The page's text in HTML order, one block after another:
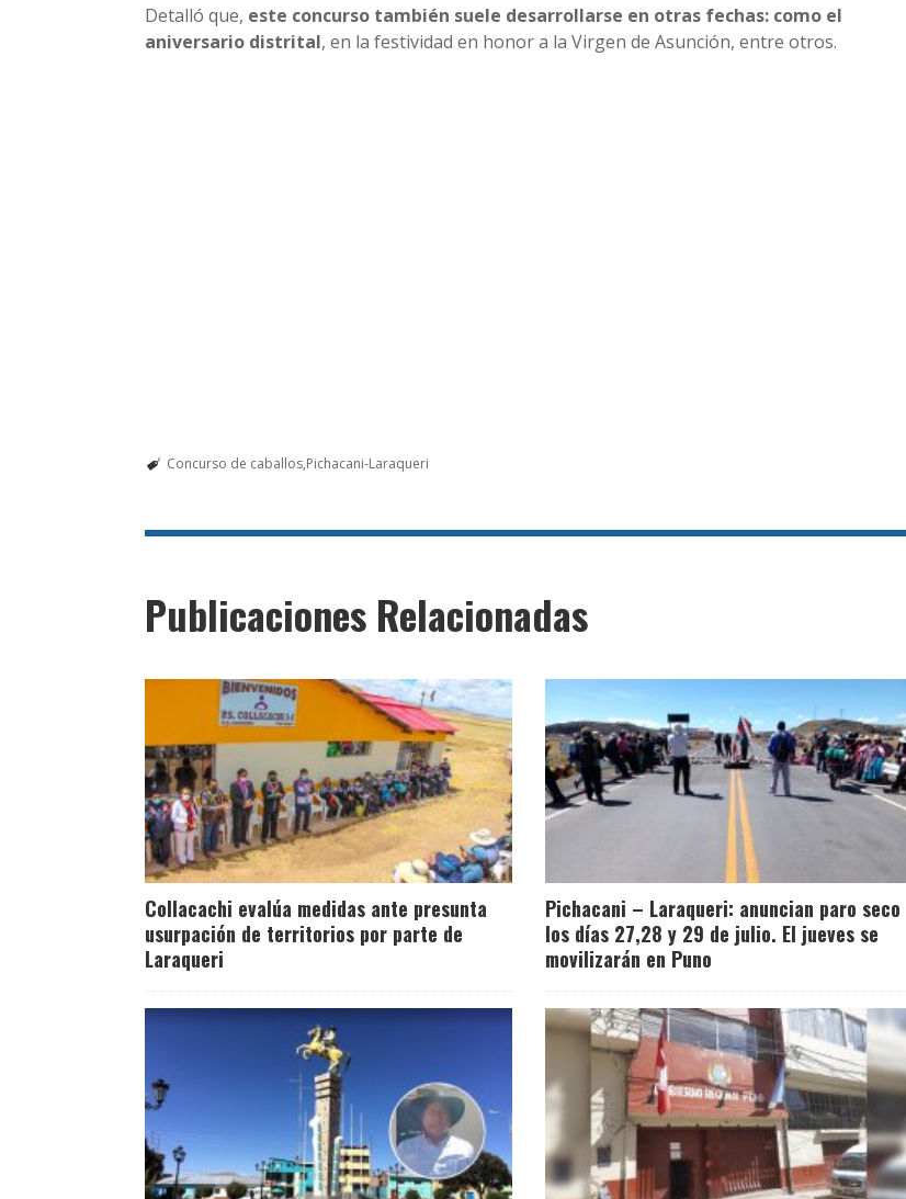
Detalló que, este concurso también suele desarrollarse en otras fechas: como el
aniversario distrital, en la festividad en honor a la Virgen de Asunción, entre otros.
Concurso de caballos Pichacani-Laraqueri
Publicaciones Relacionadas
Collacachi evalúa medidas ante presunta
usurpación de territorios por parte de
Laraqueri
Pichacani – Laraqueri: anuncian paro seco
los días 27,28 y 29 de julio. El jueves se
movilizarán en Puno